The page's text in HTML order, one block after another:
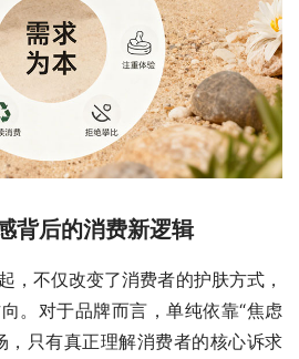
背后的消费新逻辑
。对于品牌而言，单纯依靠“焦虑
，只有真正理解消费者的核心诉求